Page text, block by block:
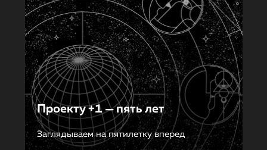
Проекту +1 — пять лет
Заглядываем на пятилетку вперед